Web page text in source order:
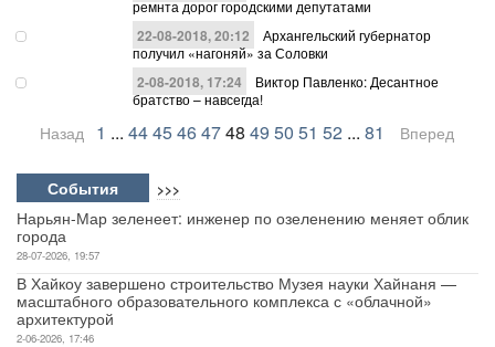
Авто
Спорт
Контакты
ремнта дорог городскими депутатами
22-08-2018, 20:12
Архангельский губернатор
получил «нагоняй» за Соловки
2-08-2018, 17:24
Виктор Павленко: Десантное
братство – навсегда!
Назад 1 ... 4445464748 49 50 51 52 ... 81 Вперед
События >>>
Нарьян-Мар зеленеет: инженер по озеленению меняет облик
города
28-07-2026, 19:57
В Хайкоу завершено строительство Музея науки Хайнаня —
масштабного образовательного комплекса с «облачной»
архитектурой
2-06-2026, 17:46